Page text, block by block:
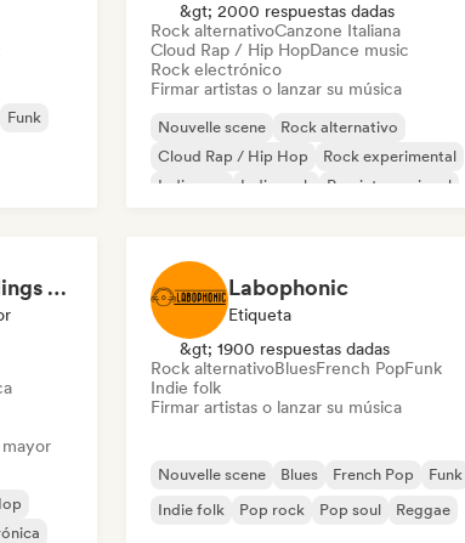
Funk
&gt; 2000 respuestas dadas
Rock alternativoCanzone Italiana
Cloud Rap / Hip HopDance music
Rock electrónico
Firmar artistas o lanzar su música
Nouvelle scene
Rock alternativo
Cloud Rap / Hip Hop
Rock experimental
Indie pop
Indie rock
Pop internacional
Felt Piano Recordings (label, playlists) Labophonic
Etiqueta
&gt; 1900 respuestas dadas
Rock alternativoBluesFrench PopFunk
Indie folk
Firmar artistas o lanzar su música
Nouvelle scene Blues French Pop
Funk
Indie folk
Pop rock Pop soul Reggae